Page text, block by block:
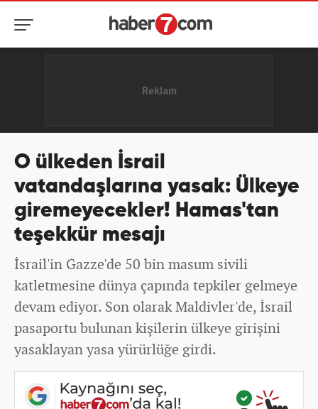
O ülkeden İsrail
vatandaşlarına yasak: Ülkeye
giremeyecekler! Hamas'tan
teşekkür mesajı
İsrail'in Gazze'de 50 bin masum sivili
katletmesine dünya çapında tepkiler gelmeye
devam ediyor. Son olarak Maldivler'de, İsrail
pasaportu bulunan kişilerin ülkeye girişini
yasaklayan yasa yürürlüğe girdi.